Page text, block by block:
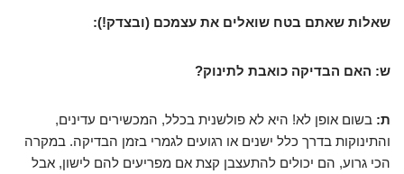
שאלות שאתם בטח שואלים את עצמכם (ובצדק!):
ש: האם הבדיקה כואבת לתינוק?
ת: בשום אופן לא! היא לא פולשנית בכלל, המכשירים עדינים,
והתינוקות בדרך כלל ישנים או רגועים לגמרי בזמן הבדיקה. במקרה
הכי גרוע, הם יכולים להתעצבן קצת אם מפריעים להם לישון, אבל